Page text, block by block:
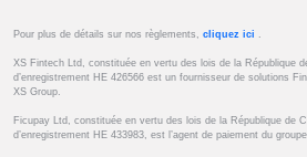
Pour plus de détails sur nos règlements, cliquez ici .
XS Fintech Ltd, constituée en vertu des lois de la République
d’enregistrement HE 426566 est un fournisseur de solutions
XS Group.
Ficupay Ltd, constituée en vertu des lois de la République de
d’enregistrement HE 433983, est l’agent de paiement du